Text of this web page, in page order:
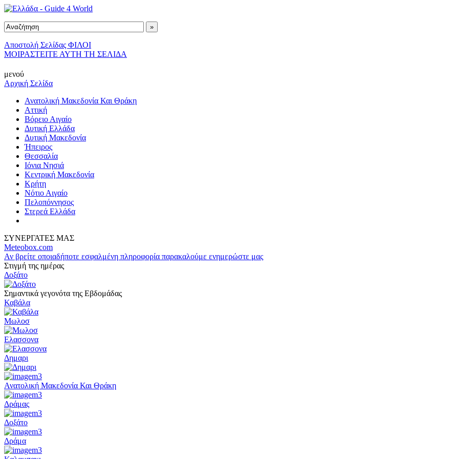
Αποστολή Σελίδας ΦΙΛΟΙ
ΜΟΙΡΑΣΤΕΙΤΕ ΑΥΤΗ ΤΗ ΣΕΛΙΔΑ
μενού
Αρχική Σελίδα
Ανατολική Μακεδονία Και Θράκη
Αττική
Βόρειο Αιγαίο
Δυτική Ελλάδα
Δυτική Μακεδονία
Ήπειρος
Θεσσαλία
Ιόνια Νησιά
Κεντρική Μακεδονία
Κρήτη
Νότιο Αιγαίο
Πελοπόννησος
Στερεά Ελλάδα
ΣΥΝΕΡΓΑΤΕΣ ΜΑΣ
Meteobox.com
Αν βρείτε οποιαδήποτε εσφαλμένη πληροφορία παρακαλούμε ενημερώστε μας
Στιγμή της ημέρας
Δοξάτο
Σημαντικά γεγονότα της Εβδομάδας
Καβάλα
Μωλοσ
Ελασσονα
Δημαρι
Ανατολική Μακεδονία Και Θράκη
Δράμας
Δοξάτο
Δράμα